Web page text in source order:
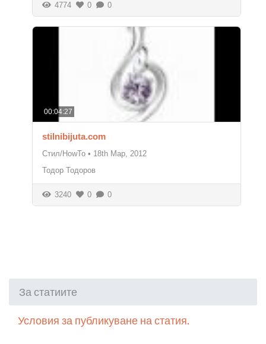
4774 0 0
00:04:27
stilnibijuta.com
Стил/HowTo • 18th Мар, 2012
Тодор Тодоров
3240 0 0
За статиите
Условия за публикуване на статия.